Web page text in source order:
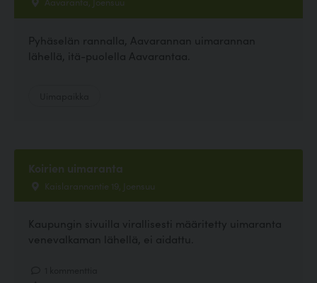
Pyhäselän rannalla, Aavarannan uimarannan
lähellä, itä-puolella Aavarantaa.
Koirien uimaranta
Kaislarannantie 19, Joensuu
Kaupungin sivuilla virallisesti määritetty uimaranta
venevalkaman lähellä, ei aidattu.